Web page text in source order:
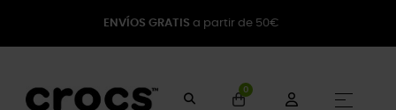
ENVÍOS GRATIS a partir de 50€
0
☰